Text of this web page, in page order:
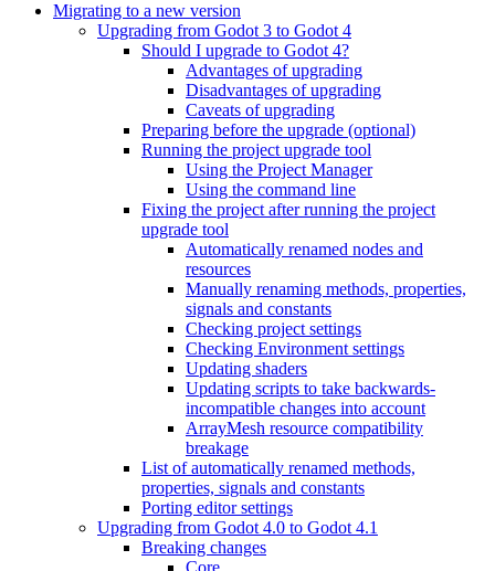
Migrating to a new version
Upgrading from Godot 3 to Godot 4
Should I upgrade to Godot 4?
Advantages of upgrading
Disadvantages of upgrading
Caveats of upgrading
Preparing before the upgrade (optional)
Running the project upgrade tool
Using the Project Manager
Using the command line
Fixing the project after running the project
upgrade tool
Automatically renamed nodes and
resources
Manually renaming methods, properties,
signals and constants
Checking project settings
Checking Environment settings
Updating shaders
Updating scripts to take backwards-
incompatible changes into account
ArrayMesh resource compatibility
breakage
List of automatically renamed methods,
properties, signals and constants
Porting editor settings
Upgrading from Godot 4.0 to Godot 4.1
Breaking changes
Core